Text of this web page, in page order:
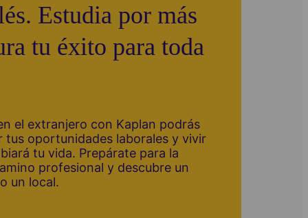
Estudia por más
tu éxito para toda
el extranjero con Kaplan podrás
tus oportunidades laborales y vivir
tu vida. Prepárate para la
profesional y descubre un
un local.